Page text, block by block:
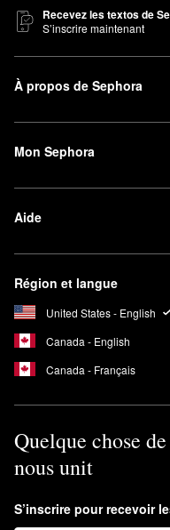
Recevez les textos de
S’inscrire maintenant
À propos de Sephora
Mon Sephora
Aide
Région et langue
United States - English
Canada - English
Canada - Français
Quelque chose
nous unit
S’inscrire pour recevoir